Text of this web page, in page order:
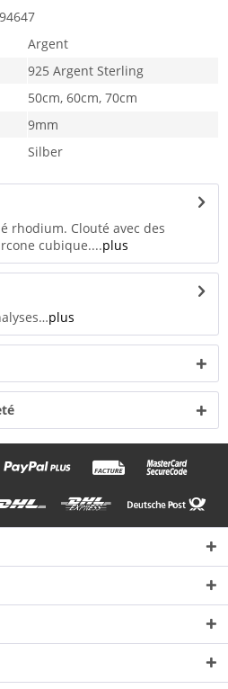
Argent
925 Argent Sterling
50cm, 60cm, 70cm
9mm
Silber
rhodium. Clouté avec des
cubique....plus
plus